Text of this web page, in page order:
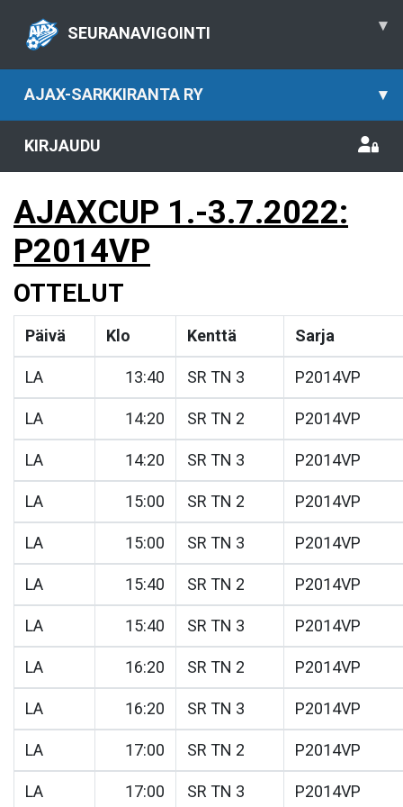
SEURANAVIGOINTI ▾
AJAX-SARKKIRANTA RY ▾
KIRJAUDU
AJAXCUP 1.-3.7.2022:
P2014VP
OTTELUT
Päivä Klo Kenttä Sarja
LA 13:40 SR TN 3 P2014VP
LA 14:20 SR TN 2 P2014VP
LA 14:20 SR TN 3 P2014VP
LA 15:00 SR TN 2 P2014VP
LA 15:00 SR TN 3 P2014VP
LA 15:40 SR TN 2 P2014VP
LA 15:40 SR TN 3 P2014VP
LA 16:20 SR TN 2 P2014VP
LA 16:20 SR TN 3 P2014VP
LA 17:00 SR TN 2 P2014VP
LA 17:00 SR TN 3 P2014VP